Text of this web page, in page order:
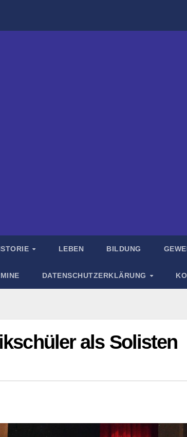
LEBEN BILDUNG
DATENSCHUTZERKLÄRUNG
als Solisten